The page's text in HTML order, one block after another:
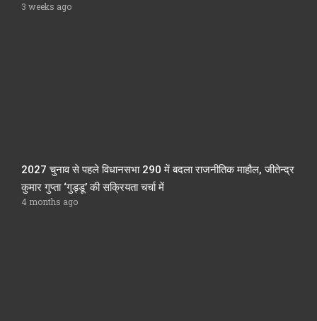
3 weeks ago
2027 चुनाव से पहले विधानसभा 290 में बदला राजनीतिक माहौल, जीतेन्द्र
कुमार गुप्ता ‘गुड्डू’ की सक्रियता चर्चा में
4 months ago